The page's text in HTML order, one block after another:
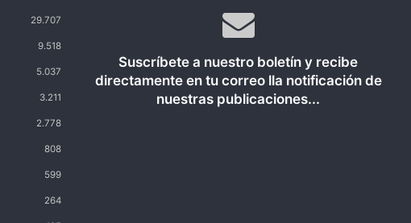
29.707
9.518
5.037
3.211
2.778
808
599
264
Suscríbete a nuestro boletín y recibe
directamente en tu correo lla notificación de
nuestras publicaciones...